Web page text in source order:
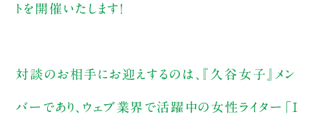
トを開催いたします！
対談のお相手にお迎えするのは、『久谷女子』メン
バーであり、ウェブ業界で活躍中の女性ライター「Ｉ